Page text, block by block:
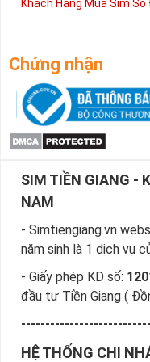
Khách Hàng Mua Sim
Chứng nhận
SIM TIỀN GIANG -
NAM
- Simtiengiang.vn
năm sinh là 1 dịch vụ
- Giấy phép KD số:
đầu tư Tiền Giang (
HỆ THỐNG CHI